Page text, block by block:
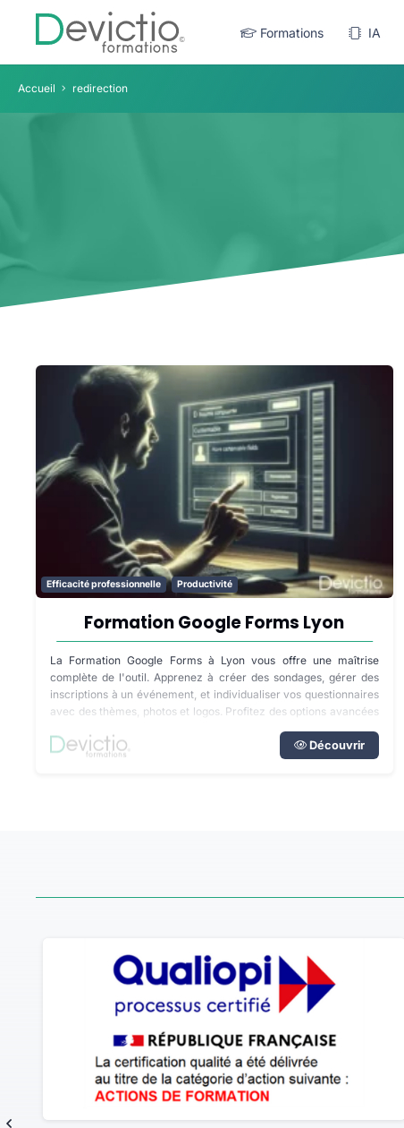
Formations IA
Accueil redirection
Efficacité professionnelle Productivité
Formation Google Forms Lyon
La Formation Google Forms à Lyon vous offre une maîtrise
complète de l'outil. Apprenez à créer des sondages, gérer des
inscriptions à un événement, et individualiser vos questionnaires
avec des thèmes, photos et logos. Profitez des options avancées
comme le saut de questions ou la redirection entre les pages.
Découvrir